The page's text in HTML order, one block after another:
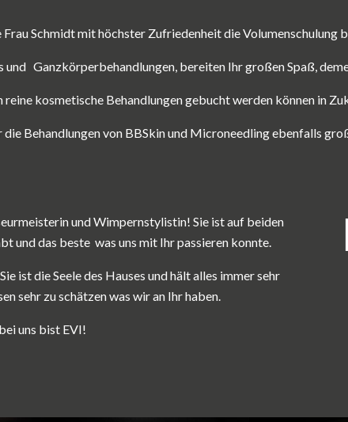
Schmidt mit höchster Zufriedenheit die Volumenschulung
und Ganzkörperbehandlungen, bereiten Ihr großen Spaß,
reine kosmetische Behandlungen gebucht werden können in
die Behandlungen von BBSkin und Microneedling ebenfalls
und Wimpernstylistin! Sie ist auf beiden
und das beste was uns mit Ihr passieren konnte.
ist die Seele des Hauses und hält alles immer sehr
sehr zu schätzen was wir an Ihr haben.
uns bist EVI!